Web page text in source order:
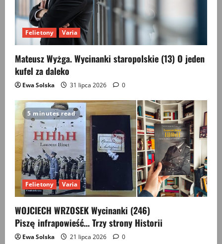
Felietony Varia
Mateusz Wyżga. Wycinanki staropolskie (13) O jeden
kufel za daleko
Ewa Solska 31 lipca 2026 0
5 minutes read
Felietony Varia
WOJCIECH WRZOSEK Wycinanki (246)
Piszę infrapowieść… Trzy strony Historii
Ewa Solska 21 lipca 2026 0